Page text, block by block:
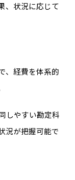
、状況に応じて
、経費を体系的
しやすい勘定科
況が把握可能で